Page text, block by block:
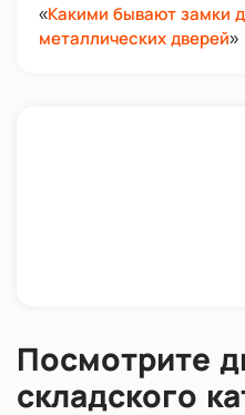
«Какими бывают замки
металлических дверей»
Посмотрите
складского